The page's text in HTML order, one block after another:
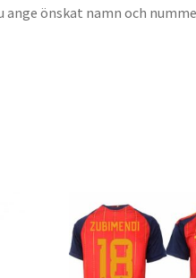
ange önskat namn och